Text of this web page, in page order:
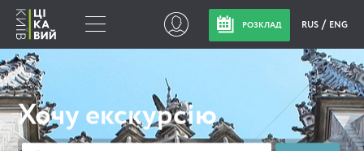
РОЗКЛАД RUS ENG
Хочу екскурсію
Замовлення
екскурсій
+380 44 333-68-68